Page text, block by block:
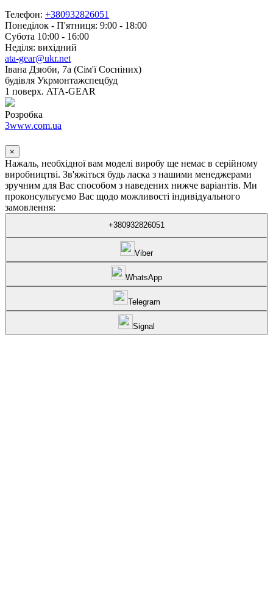
Телефон: +380932826051
Понеділок - П'ятниця: 9:00 - 18:00
Субота 10:00 - 16:00
Неділя: вихідний
ata-gear@ukr.net
Івана Дзюби, 7а (Сім'ї Сосніних)
будівля Укрмонтажспецбуд
1 поверх. ATA-GEAR
Розробка
3www.com.ua
×
Нажаль, необхідної вам моделі виробу ще немає в серійному
виробництві. Зв'яжіться будь ласка з нашими менеджерами
зручним для Вас способом з наведених нижче варіантів. Ми
проконсультуємо Вас щодо можливості індивідуального
замовлення:
+380932826051
Viber
WhatsApp
Telegram
Signal